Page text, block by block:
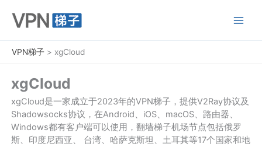
VPN梯子 > xgCloud
xgCloud
xgCloud是一家成立于2023年的VPN梯子，提供V2Ray协议及
Shadowsocks协议，在Android、iOS、macOS、路由器、
Windows都有客户端可以使用，翻墙梯子机场节点包括俄罗
斯、印度尼西亚、 台湾、哈萨克斯坦、土耳其等17个国家和地